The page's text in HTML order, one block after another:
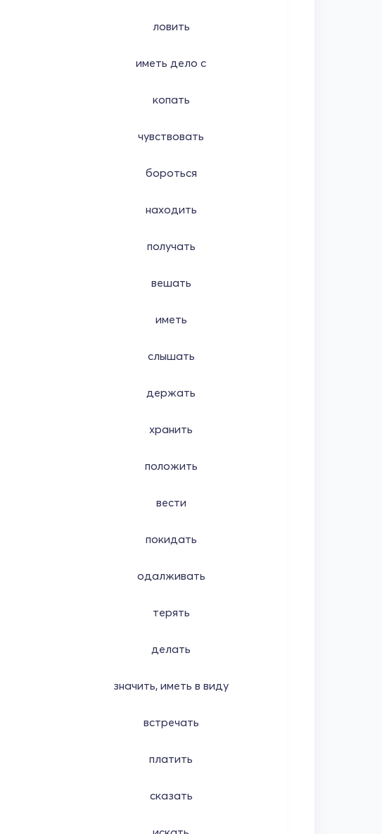
ловить
иметь дело с
копать
чувствовать
бороться
находить
получать
вешать
иметь
слышать
держать
хранить
положить
вести
покидать
одалживать
терять
делать
значить, иметь в виду
встречать
платить
сказать